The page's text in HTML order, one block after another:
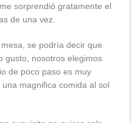
sorprendió gratamente el
de una vez.
se podría decir que
gusto, nosotros elegimos
de poco paso es muy
magnifica comida al sol